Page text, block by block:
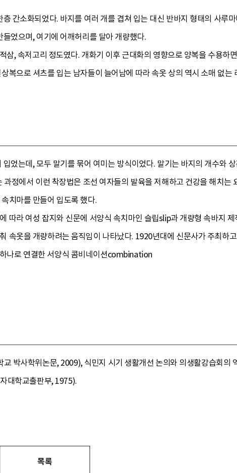
간소화되었다. 바지를 여러 개를 겹쳐 입는 대신 반바지 형태의 사루
었으며, 여기에 어깨허리를 달아 개량했다.
삼, 속저고리 정도였다. 개화기 이후 근대화의 영향으로 양복을 수용하
복으로 셔츠를 입는 남자들이 늘어남에 따라 속옷 상의 역시 소매 없는
었는데, 모두 말기를 묶어 여미는 방식이었다. 말기는 바지의 개수와
정에서 이런 착장법은 조선 여자들의 발육을 저해하고 건강을 해치는
치마를 만들어 입도록 했다.
따라 여성 잡지와 신문에 서양식 속치마인 슬립slip과 개량형 속바지
속옷을 개량하려는 움직임이 나타났다. 1920년대에 신문사가 주최하
나로 연결한 서양식 콤비네이션combination
박사학위논문, 2009), 식민지 시기 생활개선 논의와 의생활강습회의
대학교출판부, 1975).
목록